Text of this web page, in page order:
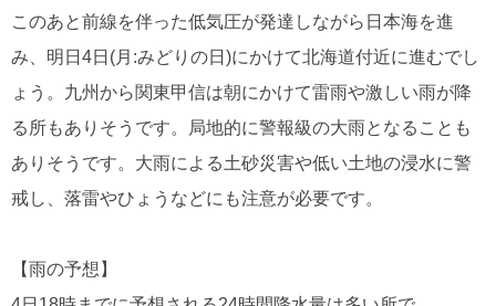
このあと前線を伴った低気圧が発達しながら日本海を進
み、明日4日(月:みどりの日)にかけて北海道付近に進むでし
ょう。九州から関東甲信は朝にかけて雷雨や激しい雨が降
る所もありそうです。局地的に警報級の大雨となることも
ありそうです。大雨による土砂災害や低い土地の浸水に警
戒し、落雷やひょうなどにも注意が必要です。
【雨の予想】